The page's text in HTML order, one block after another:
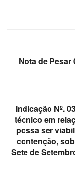
Nota de Pesar
Indicação Nº.
técnico em
possa ser
contenção,
Sete de